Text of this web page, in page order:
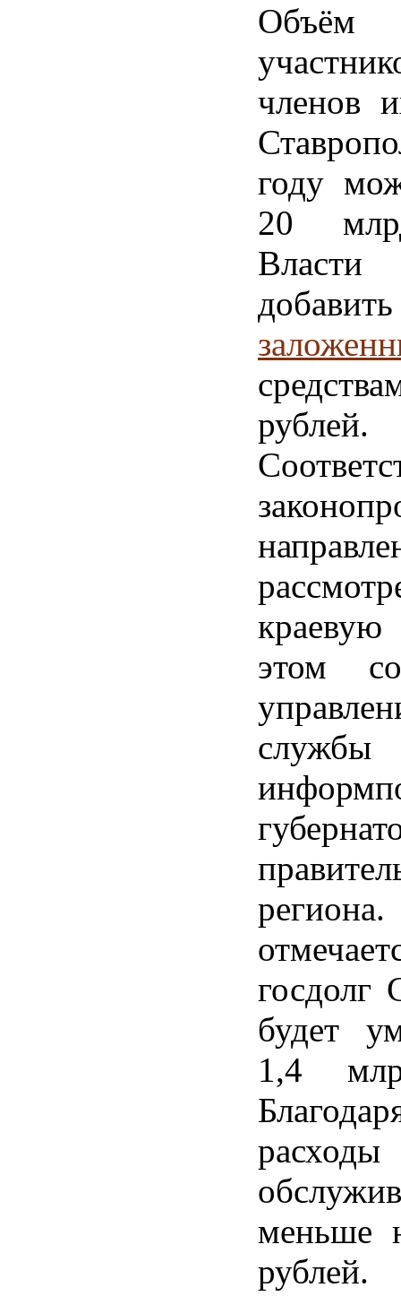
Объём
членов
году
20
рублей.
этом
госдолг
будет
1,4
меньше
рублей.